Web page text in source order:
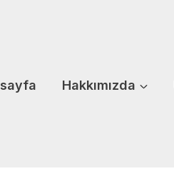
Hakkımızda